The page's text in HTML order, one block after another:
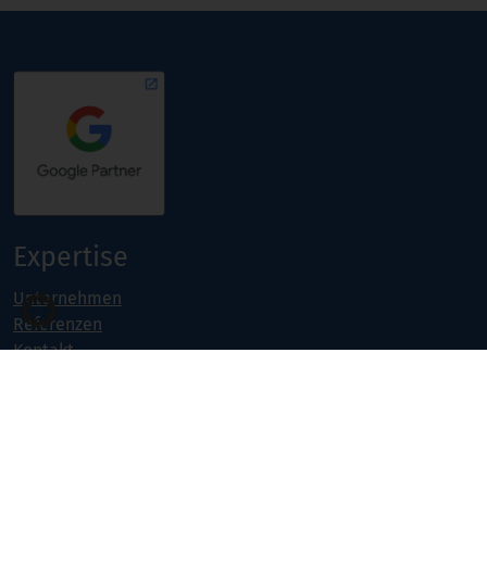
Expertise
Unternehmen
Referenzen
Kontakt